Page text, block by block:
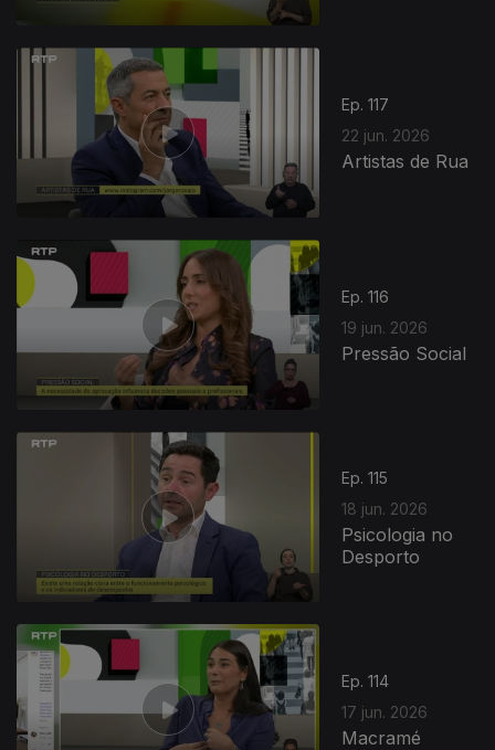
Ep. 117
22 jun. 2026
Artistas de Rua
Ep. 116
19 jun. 2026
Pressão Social
Ep. 115
18 jun. 2026
Psicologia no
Desporto
Ep. 114
17 jun. 2026
Macramé